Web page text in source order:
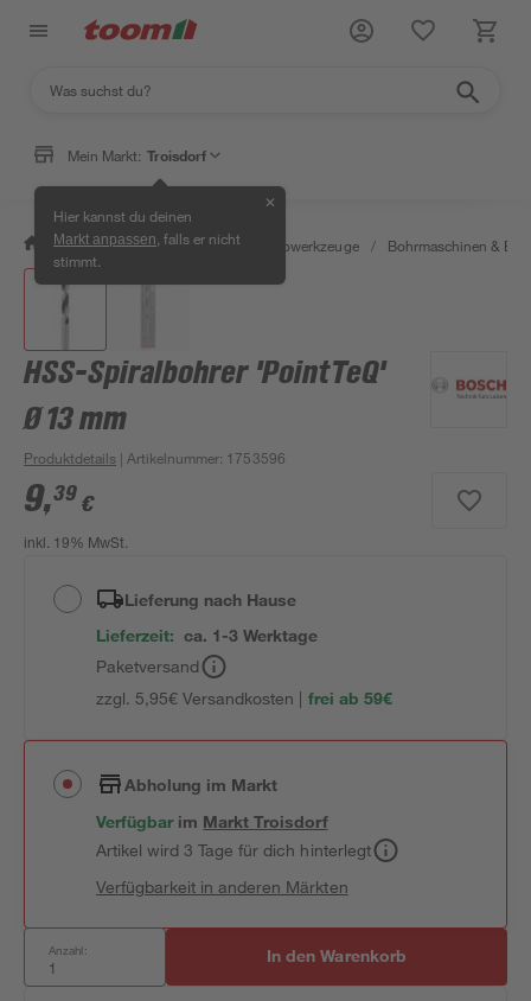
Mein Markt: Troisdorf
Hier kannst du deinen
Markt anpassen , falls er nicht
stimmt.
✕
/ Werkstatt & Maschinen / Elektrowerkzeuge / Bohrmaschinen &
HSS-Spiralbohrer 'PointTeQ'
Ø 13 mm
Produktdetails | Artikelnummer: 1753596
9,39 €
inkl. 19% MwSt.
Lieferung nach Hause
Lieferzeit: ca. 1-3 Werktage
Paketversand
zzgl. 5,95€ Versandkosten | frei ab 59€
Abholung im Markt
Verfügbar im MarktTroisdorf
Artikel wird 3 Tage für dich hinterlegt
Verfügbarkeit in anderen Märkten
Anzahl: In den Warenkorb